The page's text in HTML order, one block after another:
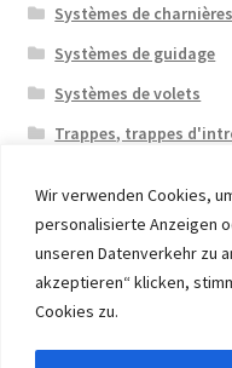
Wir verwenden Cookies,
personalisierte Anzeigen
unseren Datenverkehr zu
akzeptieren“ klicken,
Cookies zu.
Systèmes de charnières
Systèmes de guidage
Systèmes de volets
Trappes, trappes
© 2026 Eruon Trade